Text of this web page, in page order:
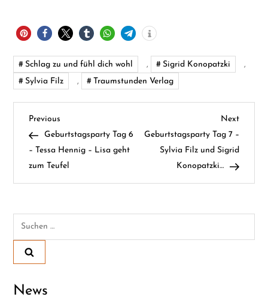
Schlag zu und fühl dich wohl , Sigrid Konopatzki
,
Sylvia Filz
, Traumstunden Verlag
B
e
r
a
g
Previous
Post
Previous
Geburtstagsparty Tag 6
– Tessa Hennig – Lisa geht
zum Teufel
Next
Post
Next
Geburtstagsparty Tag 7 –
Sylvia Filz und Sigrid
Konopatzki…
Suchen
News